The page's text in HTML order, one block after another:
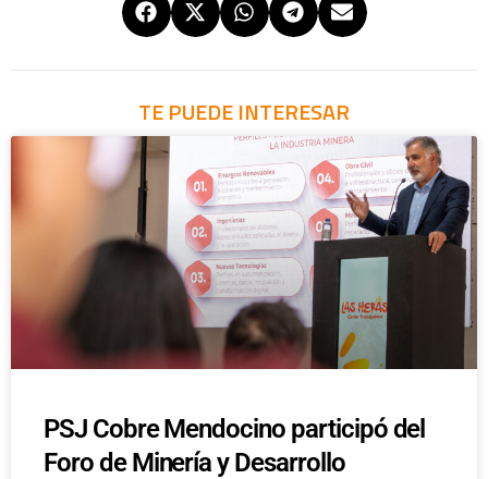
TE PUEDE INTERESAR
PSJ Cobre Mendocino participó del
Foro de Minería y Desarrollo